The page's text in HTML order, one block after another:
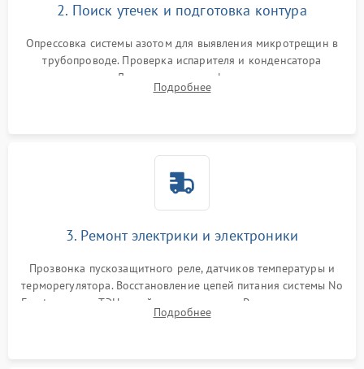
2. Поиск утечек и подготовка контура
Опрессовка системы азотом для выявления микротрещин в
трубопроводе. Проверка испарителя и конденсатора
течеискателем. Демонтаж старого фильтра-осушителя и
продувка капиллярной трубки для устранения засоров.
Подробнее
3. Ремонт электрики и электроники
Прозвонка пускозащитного реле, датчиков температуры и
терморегулятора. Восстановление цепей питания системы No
Frost, включая ТЭН оттайки и вентилятор. Ремонт или замена
платы управления при сбоях алгоритмов.
Подробнее